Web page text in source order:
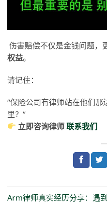
伤害赔偿不仅是金钱问题，
权益。
请记住：
“保险公司有律师站在他们
里？”
立即咨询律师联系我们
Arm律师真实经历分享：遇到